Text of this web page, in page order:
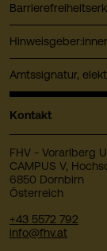
Amtssignatur,
Kontakt
FHV - Vorarlberg
CAMPUS V,
6850 Dornbirn
Österreich
+43 5572 792
info@fhv.at